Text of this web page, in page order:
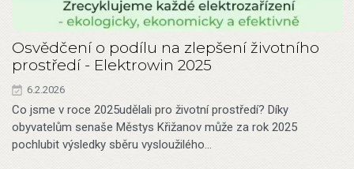
Osvědčení o podílu na zlepšení životního
prostředí - Elektrowin 2025
6.2.2026
Co jsme v roce 2025udělali pro životní prostředí? Díky
obyvatelům senaše Městys Křižanov může za rok 2025
pochlubit výsledky sběru vysloužilého…